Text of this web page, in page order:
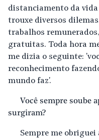
distanciamento da vida
trouxe diversos
trabalhos
gratuitas. Toda hora
me dizia o seguinte:
reconhecimento
mundo faz'.
Você sempre soube
surgiram?
Sempre me obriguei